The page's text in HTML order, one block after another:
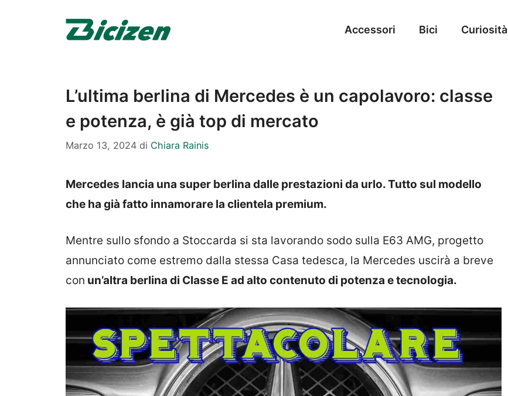
Accessori Bici Curiosità
L’ultima berlina di Mercedes è un capolavoro: classe
e potenza, è già top di mercato
Marzo 13, 2024 di Chiara Rainis
Mercedes lancia una super berlina dalle prestazioni da urlo. Tutto sul modello
che ha già fatto innamorare la clientela premium.
Mentre sullo sfondo a Stoccarda si sta lavorando sodo sulla E63 AMG, progetto
annunciato come estremo dalla stessa Casa tedesca, la Mercedes uscirà a breve
con un’altra berlina di Classe E ad alto contenuto di potenza e tecnologia.